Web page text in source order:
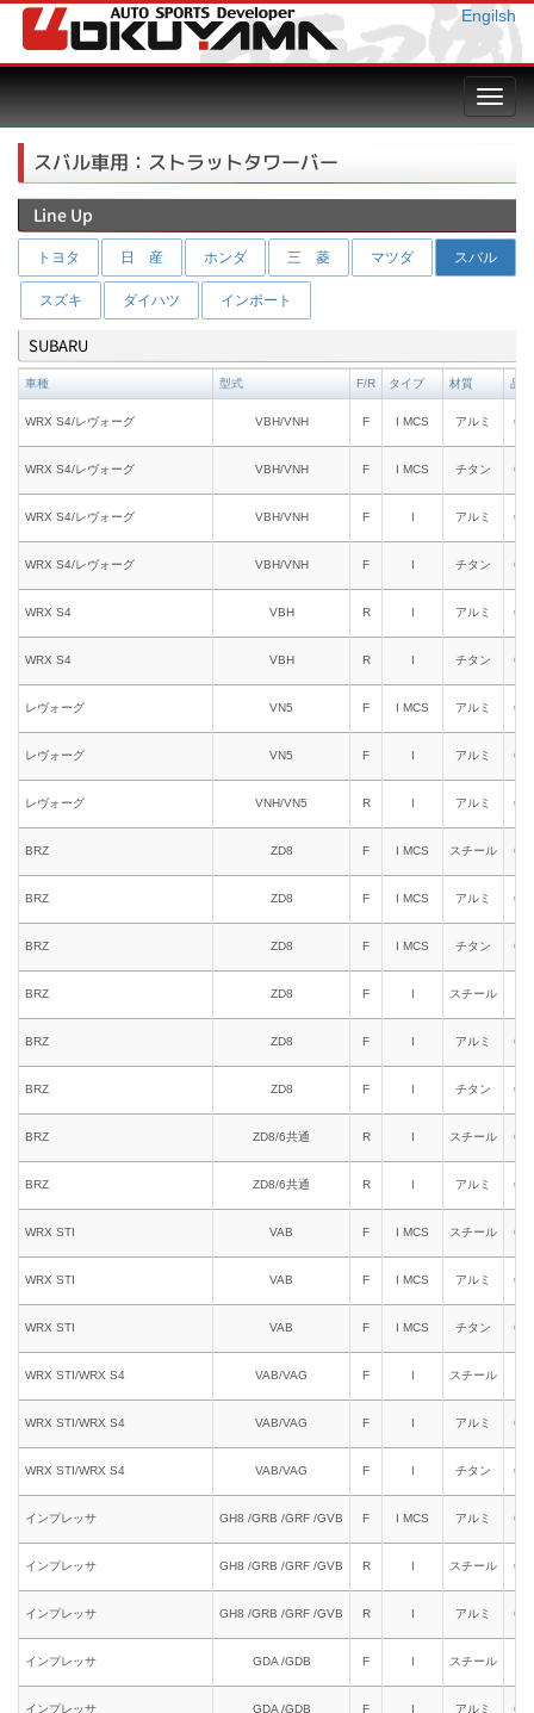
Engilsh
スバル車用：ストラットタワーバー
Line Up
トヨタ 日 産 ホンダ 三 菱 マツダ スバル
スズキ ダイハツ インポート
SUBARU
車種 型式 F/R タイプ 材質 品番
WRX S4/レヴォーグ VBH/VNH F I MCS アルミ
WRX S4/レヴォーグ VBH/VNH F I MCS チタン
WRX S4/レヴォーグ VBH/VNH F I アルミ
WRX S4/レヴォーグ VBH/VNH F I チタン
WRX S4 VBH R I アルミ
WRX S4 VBH R I チタン
レヴォーグ VN5 F I MCS アルミ
レヴォーグ VN5 F I アルミ
レヴォーグ VNH/VN5 R I アルミ
BRZ ZD8 F I MCS スチール
BRZ ZD8 F I MCS アルミ
BRZ ZD8 F I MCS チタン
BRZ ZD8 F I スチール
BRZ ZD8 F I アルミ
BRZ ZD8 F I チタン
BRZ ZD8/6共通 R I スチール
BRZ ZD8/6共通 R I アルミ
WRX STI VAB F I MCS スチール
WRX STI VAB F I MCS アルミ
WRX STI VAB F I MCS チタン
WRX STI/WRX S4 VAB/VAG F I スチール
WRX STI/WRX S4 VAB/VAG F I アルミ
WRX STI/WRX S4 VAB/VAG F I チタン
インプレッサ GH8 /GRB /GRF /GVB F I MCS アルミ
インプレッサ GH8 /GRB /GRF /GVB R I スチール
インプレッサ GH8 /GRB /GRF /GVB R I アルミ
インプレッサ GDA /GDB F I スチール
インプレッサ GDA /GDB F I アルミ